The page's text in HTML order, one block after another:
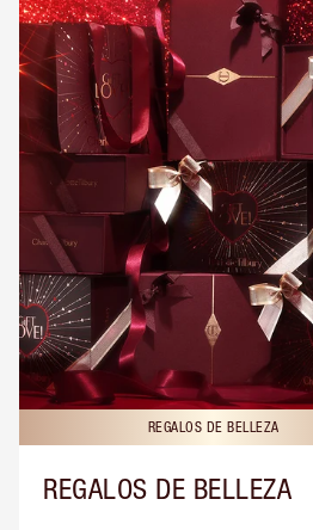
REGALOS DE BELLEZA
REGALOS DE BELLEZA